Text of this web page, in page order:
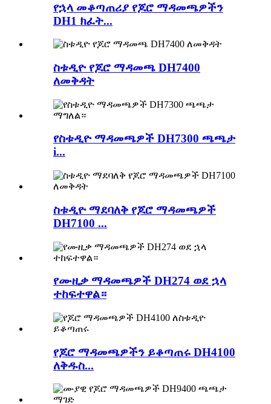
የኋላ መቆጣጠሪያ የጆሮ ማዳመጫዎችን
DH1 ክፈት...
ስቱዲዮ የጆሮ ማዳመጫ DH7400
ለመቅዳት
የስቱዲዮ ማዳመጫዎች DH7300 ጫጫታ
i...
ስቱዲዮ ማደባለቅ የጆሮ ማዳመጫዎች
DH7100 ...
የሙዚቃ ማዳመጫዎች DH274 ወደ ኋላ
ተከፍተዋል።
የጆሮ ማዳመጫዎችን ይቆጣጠሩ DH4100
ለቅዱስ...